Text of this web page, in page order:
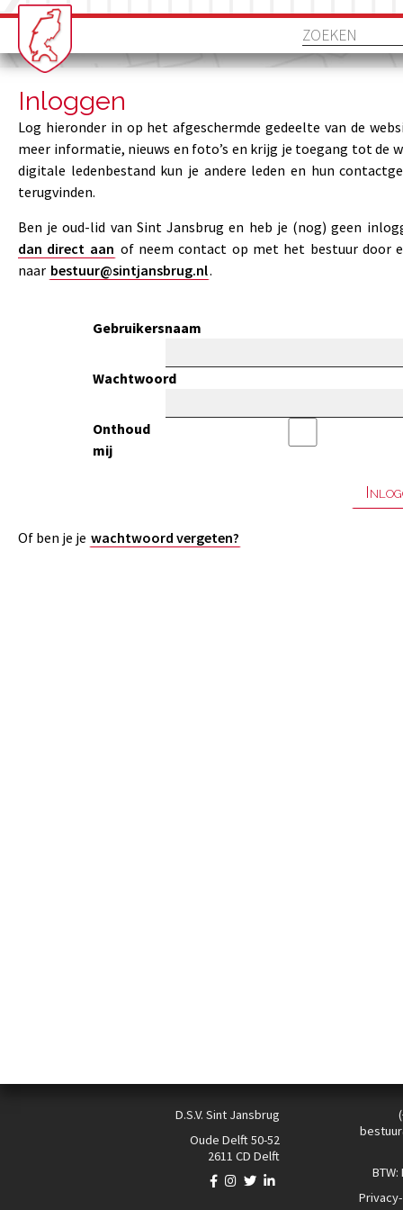
Inloggen
Log hieronder in op het afgeschermde gedeelte van de
meer informatie, nieuws en foto’s en krijg je toegang tot de
digitale ledenbestand kun je andere leden en hun
terugvinden.
Ben je oud-lid van Sint Jansbrug en heb je (nog) geen
dan direct aan of neem contact op met het bestuur door
naar bestuur@sintjansbrug.nl.
Gebruikersnaam
Wachtwoord
Onthoud
mij
Of ben je je wachtwoord vergeten?
D.S.V. Sint Jansbrug
Oude Delft 50-52
2611 CD Delft